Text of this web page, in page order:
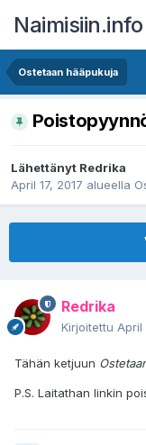
Naimisiin.info
Ostetaan hääpukuja
Lähettänyt Redrika
April 17, 2017 alueella
Redrika
Kirjoitettu April
Tähän ketjuun
P.S. Laitathan linkin